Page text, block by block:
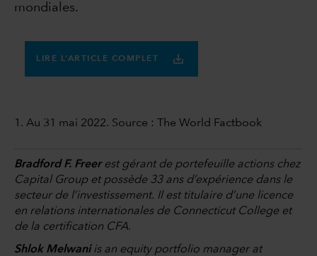
mondiales.
LIRE L’ARTICLE COMPLET
1. Au 31 mai 2022. Source : The World Factbook
Bradford F. Freerest gérant de portefeuille actions chez
Capital Group et possède 33 ans d’expérience dans le
secteur de l’investissement. Il est titulaire d’une licence
en relations internationales de Connecticut College et
de la certification CFA.
Shlok Melwani is an equity portfolio manager at